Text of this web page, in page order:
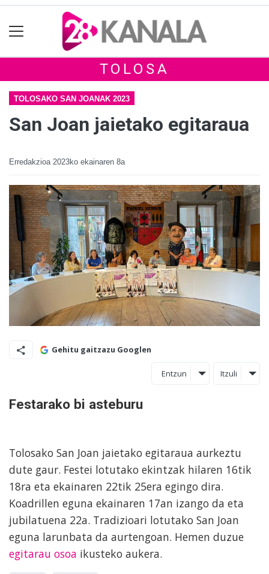
TOLOSA
TOLOSAKO SAN JOANAK 2023
San Joan jaietako egitaraua
Erredakzioa 2023ko ekainaren 8a
Gehitu gaitzazu Googlen
Entzun Itzuli
Festarako bi asteburu
Tolosako San Joan jaietako egitaraua aurkeztu
dute gaur. Festei lotutako ekintzak hilaren 16tik
18ra eta ekainaren 22tik 25era egingo dira.
Koadrillen eguna ekainaren 17an izango da eta
jubilatuena 22a. Tradizioari lotutako San Joan
eguna larunbata da aurtengoan. Hemen duzue
egitarau osoa ikusteko aukera.